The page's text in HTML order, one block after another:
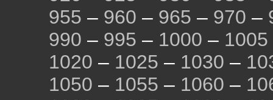
955 – 960 – 965 – 970 –
990 – 995 – 1000 – 1005
1020 – 1025 – 1030 –
1050 – 1055 – 1060 –